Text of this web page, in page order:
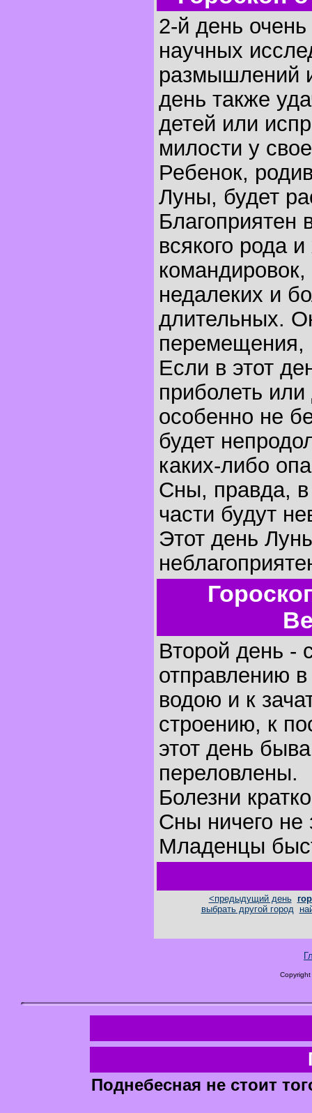
2-й день
научных
размышлений
день также
детей или
милости у
Ребенок,
Луны, будет
Благоприятен
всякого рода
недалеких и
длительных.
перемещения,
Если в этот
приболеть
особенно не
будет
каких-либо
Сны, правда,
части будут
Этот день
Второй день -
отправлению
водою и к
строению, к
этот день
переловлены.
Болезни
Сны ничего не
Младенцы
<предыдущий день
выбрать другой город
Поднебесная не стоит